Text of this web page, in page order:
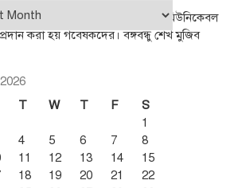
প্রথম সায়েন্টিফিক কংগ্রেস অন নন–কমিউনিকেবল
করা হয় গবেষকদের। বঙ্গবন্ধু শেখ মুজিব
T W T F
S
1
4 5 6 7
8
11 12 13 14
15
18 19 20 21
22